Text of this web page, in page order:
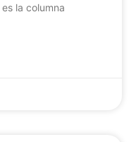
la columna